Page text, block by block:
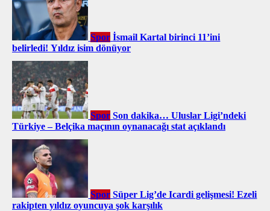
Spor İsmail Kartal birinci 11’ini
belirledi! Yıldız isim dönüyor
Spor Son dakika… Uluslar Ligi’ndeki
Türkiye – Belçika maçının oynanacağı stat açıklandı
Spor Süper Lig’de Icardi gelişmesi! Ezeli
rakipten yıldız oyuncuya şok karşılık